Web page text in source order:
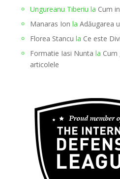
Ungureanu Tiberiu la Cum
Manaras Ion la Adăugarea
Florea Stancu la Ce este
Formatie Iasi Nunta la
articolele